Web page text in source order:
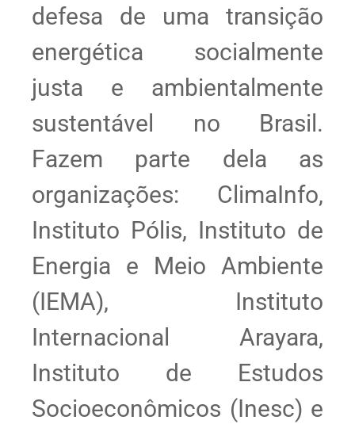
defesa de uma transição
energética socialmente
justa e ambientalmente
sustentável no Brasil.
Fazem parte dela as
organizações: ClimaInfo,
Instituto Pólis, Instituto de
Energia e Meio Ambiente
(IEMA), Instituto
Internacional Arayara,
Instituto de Estudos
Socioeconômicos (Inesc) e